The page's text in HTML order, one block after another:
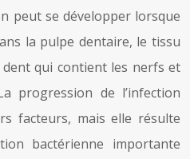
peut se développer lorsque
la pulpe dentaire, le tissu
qui contient les nerfs et
progression de l’infection
facteurs, mais elle résulte
bactérienne importante